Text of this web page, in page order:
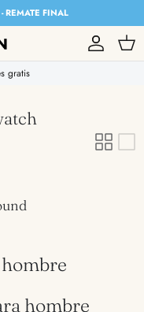
REMATE FINAL
Account
Cart
gratis
hombre